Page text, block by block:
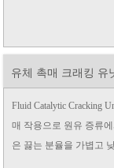
유체 촉매 크래킹 유
Fluid Catalytic Cracking
매 작용으로 원유 증류
은 끓는 분율을 가볍고